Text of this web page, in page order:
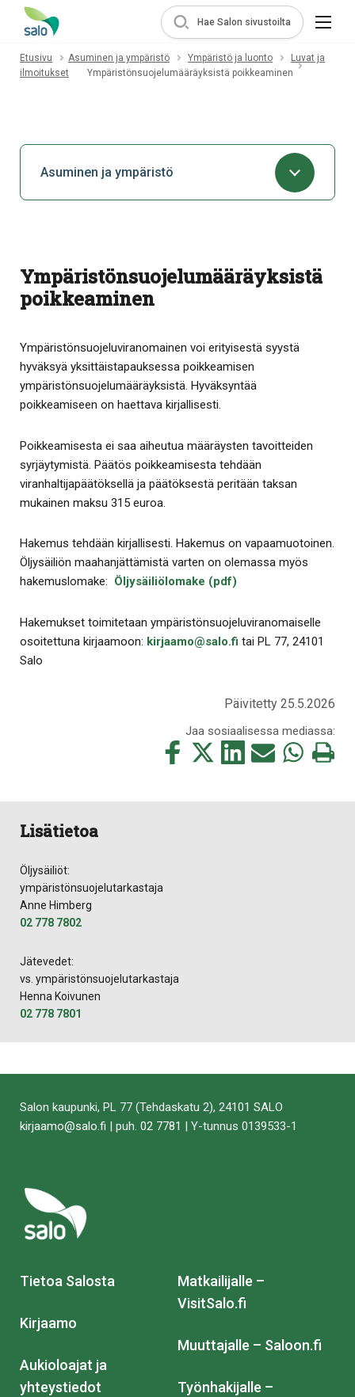
Hae Salon sivustoilta
Etusivu Asuminen ja ympäristö Ympäristö ja luonto
Luvat ja
ilmoitukset
Ympäristönsuojelu­määräyksistä poikkeaminen
Asuminen ja ympäristö
Ympäristönsuojelu­määräyksistä
poikkeaminen
Ympäristönsuojeluviranomainen voi erityisestä syystä
hyväksyä yksittäistapauksessa poikkeamisen
ympäristönsuojelumääräyksistä. Hyväksyntää
poikkeamiseen on haettava kirjallisesti.
Poikkeamisesta ei saa aiheutua määräysten tavoitteiden
syrjäytymistä. Päätös poikkeamisesta tehdään
viranhaltijapäätöksellä ja päätöksestä peritään taksan
mukainen maksu 315 euroa.
Hakemus tehdään kirjallisesti. Hakemus on vapaamuotoinen.
Öljysäiliön maahanjättämistä varten on olemassa myös
hakemuslomake: Öljysäiliölomake (pdf)
Hakemukset toimitetaan ympäristönsuojeluviranomaiselle
osoitettuna kirjaamoon: kirjaamo@salo.fi tai PL 77, 24101
Salo
Päivitetty 25.5.2026
Jaa sosiaalisessa mediassa:
Jaa
tämä
Jaa
Jaa
tämä
Jaa
Jaa
Tulosta
Lisätietoa
Öljysäiliöt:
ympäristönsuojelutarkastaja
Anne Himberg
02 778 7802
Jätevedet:
vs. ympäristönsuojelutarkastaja
Henna Koivunen
02 778 7801
Salon kaupunki, PL 77 (Tehdaskatu 2), 24101 SALO
kirjaamo@salo.fi | puh. 02 7781 | Y-tunnus 0139533-1
Tietoa Salosta
Kirjaamo
Aukioloajat ja
yhteystiedot
Matkailijalle –
VisitSalo.fi
Muuttajalle – Saloon.fi
Työnhakijalle –